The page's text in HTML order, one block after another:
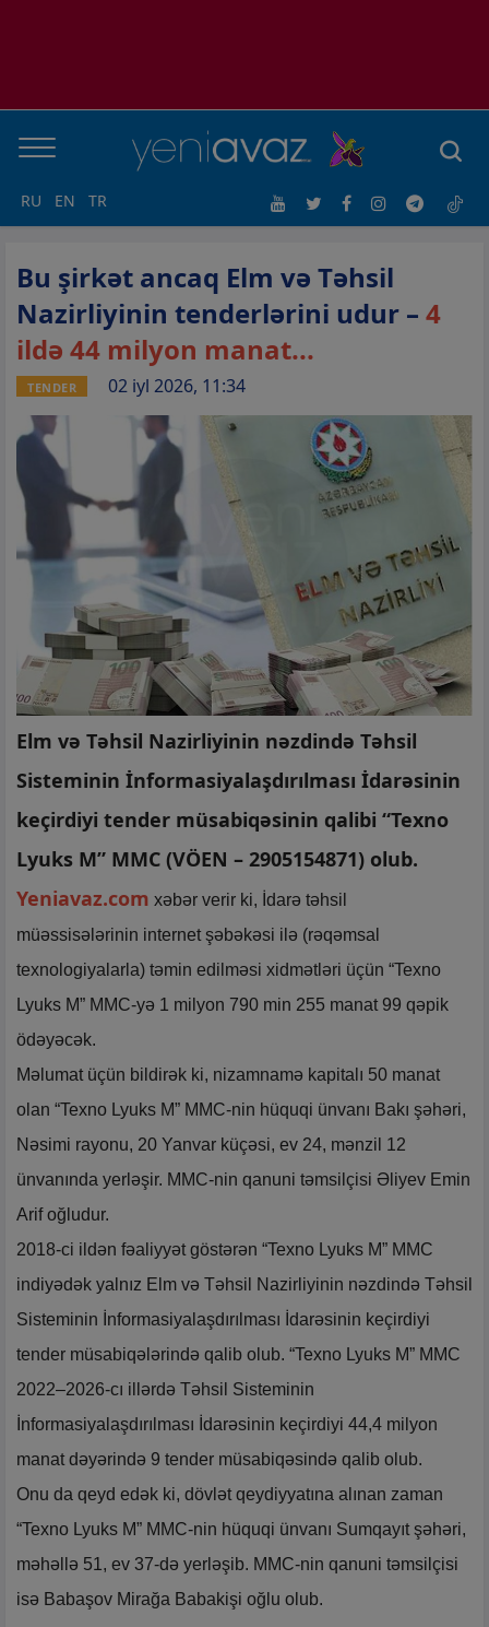
RU EN TR
Bu şirkət ancaq Elm və Təhsil
Nazirliyinin tenderlərini udur – 4
ildə 44 milyon manat...
TENDER 02 iyl 2026, 11:34
Elm və Təhsil Nazirliyinin nəzdində Təhsil
Sisteminin İnformasiyalaşdırılması İdarəsinin
keçirdiyi tender müsabiqəsinin qalibi “Texno
Lyuks M” MMC (VÖEN – 2905154871) olub.
Yeniavaz.com xəbər verir ki, İdarə təhsil
müəssisələrinin internet şəbəkəsi ilə (rəqəmsal
texnologiyalarla) təmin edilməsi xidmətləri üçün “Texno
Lyuks M” MMC-yə 1 milyon 790 min 255 manat 99 qəpik
ödəyəcək.
Məlumat üçün bildirək ki, nizamnamə kapitalı 50 manat
olan “Texno Lyuks M” MMC-nin hüquqi ünvanı Bakı şəhəri,
Nəsimi rayonu, 20 Yanvar küçəsi, ev 24, mənzil 12
ünvanında yerləşir. MMC-nin qanuni təmsilçisi Əliyev Emin
Arif oğludur.
2018-ci ildən fəaliyyət göstərən “Texno Lyuks M” MMC
indiyədək yalnız Elm və Təhsil Nazirliyinin nəzdində Təhsil
Sisteminin İnformasiyalaşdırılması İdarəsinin keçirdiyi
tender müsabiqələrində qalib olub. “Texno Lyuks M” MMC
2022–2026-cı illərdə Təhsil Sisteminin
İnformasiyalaşdırılması İdarəsinin keçirdiyi 44,4 milyon
manat dəyərində 9 tender müsabiqəsində qalib olub.
Onu da qeyd edək ki, dövlət qeydiyyatına alınan zaman
“Texno Lyuks M” MMC-nin hüquqi ünvanı Sumqayıt şəhəri,
məhəllə 51, ev 37-də yerləşib. MMC-nin qanuni təmsilçisi
isə Babaşov Mirağa Babakişi oğlu olub.